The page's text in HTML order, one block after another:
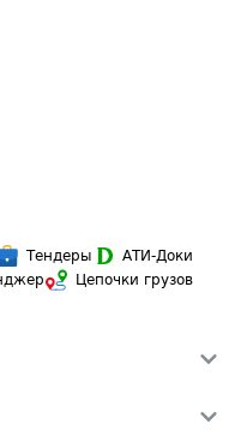
Тендеры
АТИ-Доки
Цепочки грузов